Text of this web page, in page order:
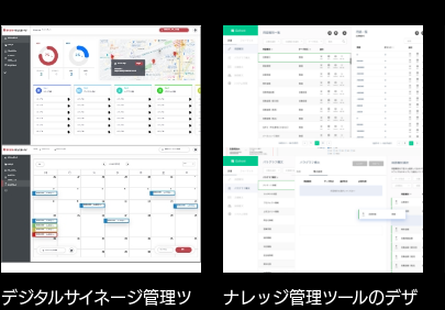
デジタルサイネージ管理ツ
ナレッジ管理ツールのデザ